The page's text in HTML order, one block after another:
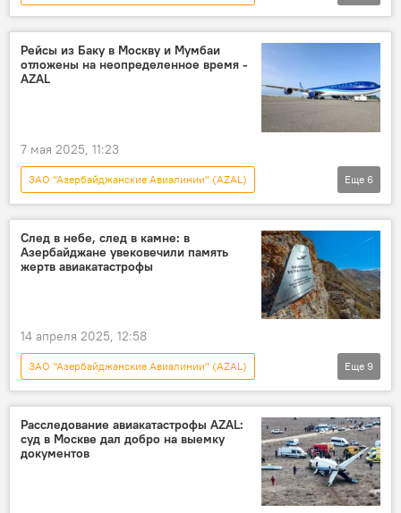
Новости
Азербайджан
Индия
Пакистан
Авиасообщение
Конфликт
Рейсы из Баку в Москву и Мумбаи
отложены на неопределенное время -
AZAL
7 мая 2025, 11:23
ЗАО "Азербайджанские Авиалинии" (AZAL)
Картина дня
рейс
задержка
Еще 6
След в небе, след в камне: в
Азербайджане увековечили память
жертв авиакатастрофы
14 апреля 2025, 12:58
ЗАО "Азербайджанские Авиалинии" (AZAL)
Новости
Азербайджан
Казахстан
Авиакатастрофа
AZAL
Мемориал
Заповедник Хыналыг
Еще 9
Расследование авиакатастрофы AZAL:
суд в Москве дал добро на выемку
документов